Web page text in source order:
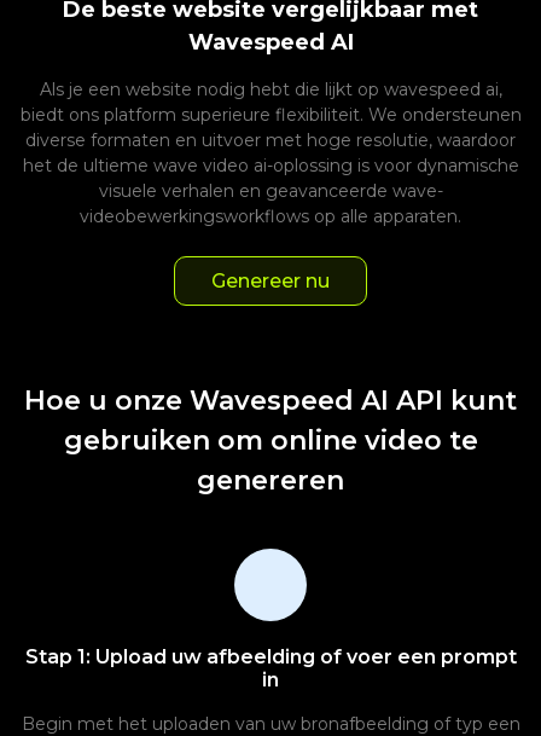
De beste website vergelijkbaar met
Wavespeed AI
Als je een website nodig hebt die lijkt op wavespeed ai,
biedt ons platform superieure flexibiliteit. We ondersteunen
diverse formaten en uitvoer met hoge resolutie, waardoor
het de ultieme wave video ai-oplossing is voor dynamische
visuele verhalen en geavanceerde wave-
videobewerkingsworkflows op alle apparaten.
Genereer nu
Hoe u onze Wavespeed AI API kunt
gebruiken om online video te
genereren
Stap 1: Upload uw afbeelding of voer een prompt
in
Begin met het uploaden van uw bronafbeelding of typ een